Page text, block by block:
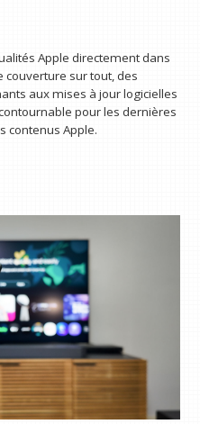
Apple directement dans
couverture sur tout, des
aux mises à jour logicielles
pour les dernières
contenus Apple.